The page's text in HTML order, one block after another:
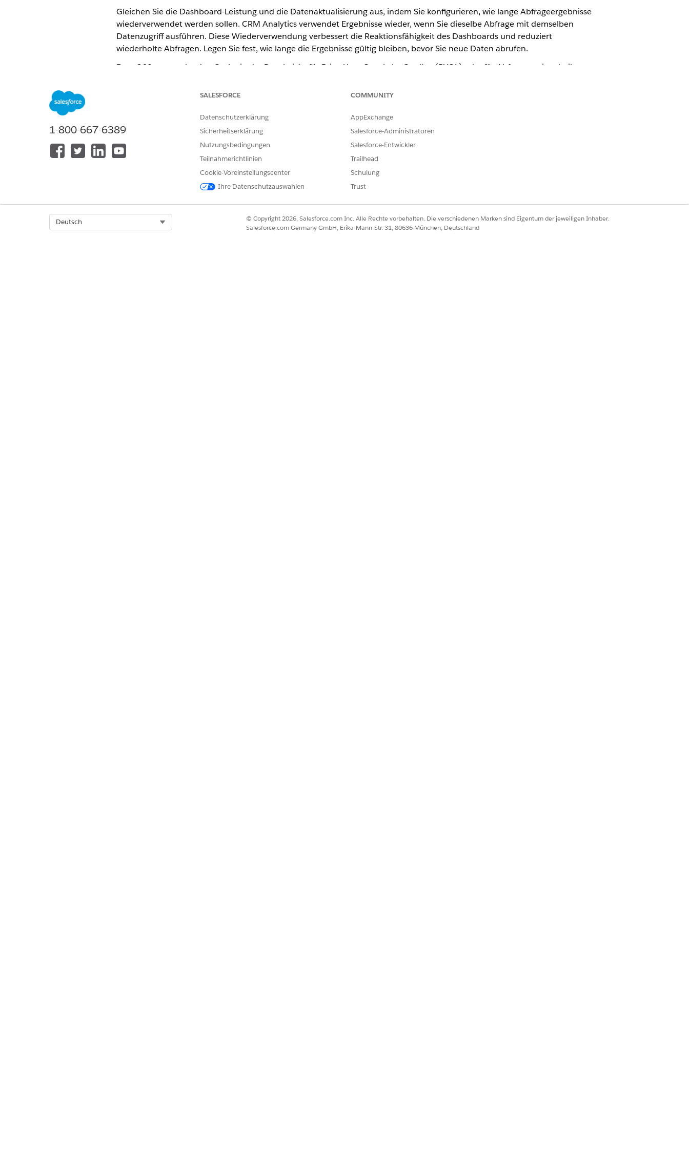
Gleichen Sie die Dashboard-Leistung und die Datenaktualisierung aus, indem Sie konfigurieren, wie lange Abfrageergebnisse
wiederverwendet werden sollen. CRM Analytics verwendet Ergebnisse wieder, wenn Sie dieselbe Abfrage mit demselben
Datenzugriff ausführen. Diese Wiederverwendung verbessert die Reaktionsfähigkeit des Dashboards und reduziert
wiederholte Abfragen. Legen Sie fest, wie lange die Ergebnisse gültig bleiben, bevor Sie neue Daten abrufen.
Data 360 verwendet den Cache in der Regel nicht für Bring Your Own Lake-Quellen (BYOL) oder für Abfragen mit volatilen
Wenn Sie die Wiederverwendung von Ergebnissen konfigurieren, entscheiden Sie sich dafür, einen Snapshot für diese
Verarbeitungskosten, da Data 360 einen einzelnen Datensatz und nicht das vollständige Datenset berechnet.
Konfigurieren der Ergebniswiederverwendung für Data 360-Live-Abfragen
Verbessern Sie die Reaktionsfähigkeit des Dashboards, indem Sie zulassen, dass Ergebnisse für einen definierten Zeitraum
wiederverwendet werden.
Überlegungen und Einschränkungen zur Wiederverwendung von Ergebnissen in Data 360-Live-Abfragen
Beachten Sie diese Überlegungen und Einschränkungen, bevor Sie Ergebnisse für Data 360-Live-Abfragen erneut verwenden.
1-800-667-6389
SALESFORCE
Datenschutzerklärung
Sicherheitserklärung
Nutzungsbedingungen
Teilnahmerichtlinien
Cookie-Voreinstellungscenter
Ihre Datenschutzauswahlen
COMMUNITY
AppExchange
Salesforce-Administratoren
Salesforce-Entwickler
Trailhead
Schulung
Trust
Deutsch
© Copyright 2026, Salesforce.com Inc. Alle Rechte vorbehalten. Die verschiedenen Marken sind Eigentum der jeweiligen Inhaber.
Salesforce.com Germany GmbH, Erika-Mann-Str. 31, 80636 München, Deutschland